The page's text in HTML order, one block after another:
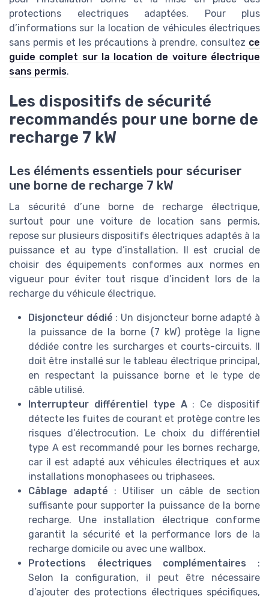
protections electriques adaptées. Pour plus
d’informations sur la location de véhicules électriques
sans permis et les précautions à prendre, consultez ce
guide complet sur la location de voiture électrique
sans permis.
Les dispositifs de sécurité
recommandés pour une borne de
recharge 7 kW
Les éléments essentiels pour sécuriser
une borne de recharge 7 kW
La sécurité d’une borne de recharge électrique,
surtout pour une voiture de location sans permis,
repose sur plusieurs dispositifs électriques adaptés à la
puissance et au type d’installation. Il est crucial de
choisir des équipements conformes aux normes en
vigueur pour éviter tout risque d’incident lors de la
recharge du véhicule électrique.
Disjoncteur dédié : Un disjoncteur borne adapté à
la puissance de la borne (7 kW) protège la ligne
dédiée contre les surcharges et courts-circuits. Il
doit être installé sur le tableau électrique principal,
en respectant la puissance borne et le type de
câble utilisé.
Interrupteur différentiel type A: Ce dispositif
détecte les fuites de courant et protège contre les
risques d’électrocution. Le choix du différentiel
type A est recommandé pour les bornes recharge,
car il est adapté aux véhicules électriques et aux
installations monophasees ou triphasees.
Câblage adapté : Utiliser un câble de section
suffisante pour supporter la puissance de la borne
recharge. Une installation électrique conforme
garantit la sécurité et la performance lors de la
recharge domicile ou avec une wallbox.
Protections électriques complémentaires :
Selon la configuration, il peut être nécessaire
d’ajouter des protections électriques spécifiques,